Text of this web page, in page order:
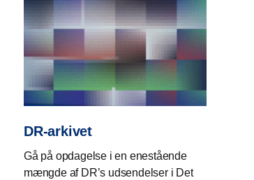
DR-arkivet
Gå på opdagelse i en enestående
mængde af DR’s udsendelser i Det